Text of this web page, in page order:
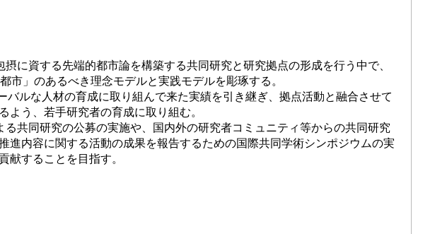
に資する先端的都市論を構築する共同研究と研究拠点の形成を行う中で、
市」のあるべき理念モデルと実践モデルを彫琢する。
ルな人材の育成に取り組んで来た実績を引き継ぎ、拠点活動と融合させて
よう、若手研究者の育成に取り組む。
共同研究の公募の実施や、国内外の研究者コミュニティ等からの共同研究
進内容に関する活動の成果を報告するための国際共同学術シンポジウムの実
献することを目指す。